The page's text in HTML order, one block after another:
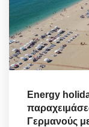
Energy
Γερμανούς